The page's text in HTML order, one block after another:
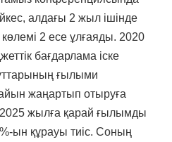
алдағы 2 жыл ішінде
2 есе ұлғаяды. 2020
бағдарлама іске
ғылыми
жаңартып отыруға
жылға қарай ғылымды
ын құрауы тиіс. Соның